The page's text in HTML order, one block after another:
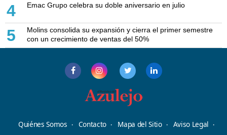
4 Emac Grupo celebra su doble aniversario en julio
5
Molins consolida su expansión y cierra el primer semestre
con un crecimiento de ventas del 50%
Quiénes Somos Contacto Mapa del Sitio
Aviso Legal